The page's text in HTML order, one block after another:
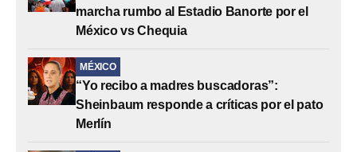
marcha rumbo al Estadio Banorte por el
México vs Chequia
MÉXICO
“Yo recibo a madres buscadoras”:
Sheinbaum responde a críticas por el pato
Merlín